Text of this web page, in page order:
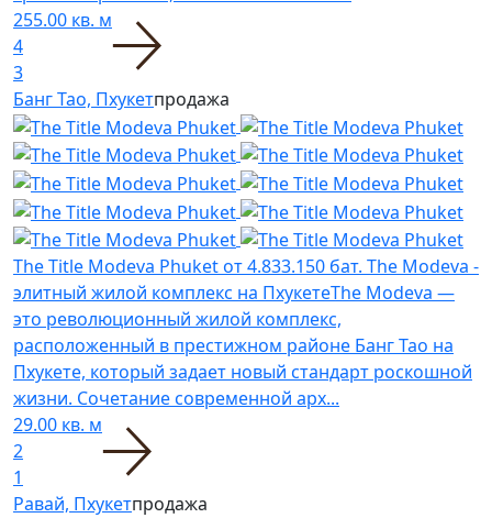
255.00 кв. м
4
3
Банг Тао, Пхукетпродажа
The Title Modeva Phuketот 4.833.150 бат. The Modeva -
элитный жилой комплекс на ПхукетеThe Modeva —
это революционный жилой комплекс,
расположенный в престижном районе Банг Тао на
Пхукете, который задает новый стандарт роскошной
жизни. Сочетание современной арх...
29.00 кв. м
2
1
Равай, Пхукетпродажа